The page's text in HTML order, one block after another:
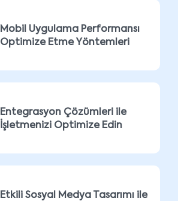
Mobil Uygulama Performansı
Optimize Etme Yöntemleri
Entegrasyon Çözümleri ile
İşletmenizi Optimize Edin
Etkili Sosyal Medya Tasarımı ile